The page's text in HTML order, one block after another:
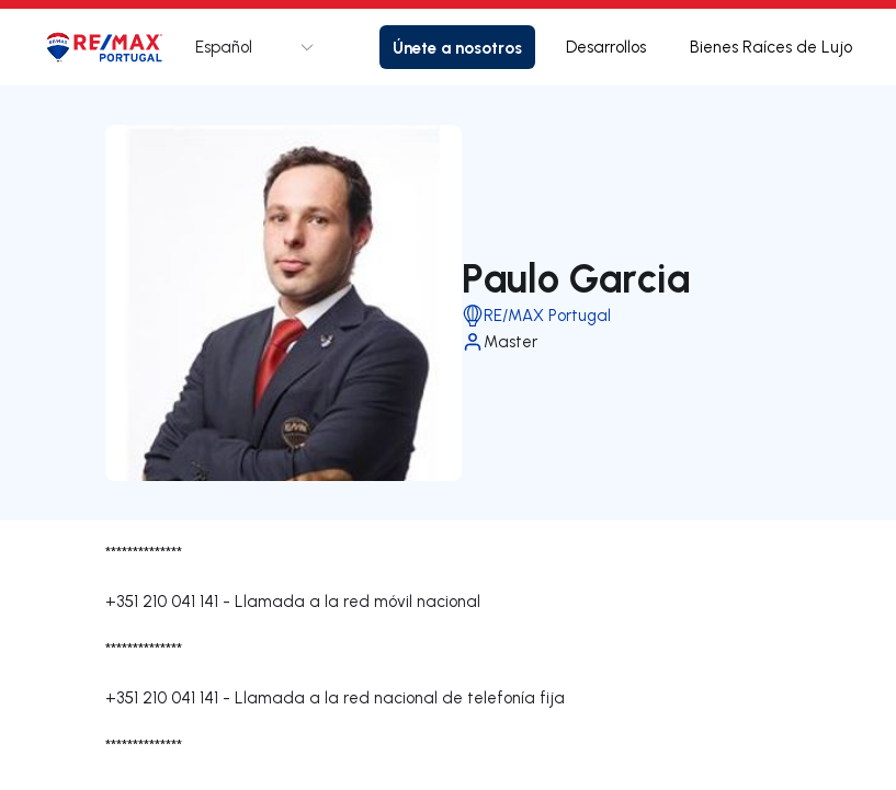
LogotipoIr a la página de inicio
Español Únete a nosotros Desarrollos Bienes Raíces de Lujo
Paulo Garcia
RE/MAX Portugal
Master
**************
+351 210 041 141 - Llamada a la red móvil nacional
**************
+351 210 041 141 - Llamada a la red nacional de telefonía fija
**************